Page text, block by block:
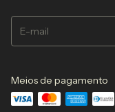
Meios de pagamento